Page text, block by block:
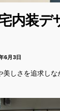
内装デ
6月3日
美しさを追求し